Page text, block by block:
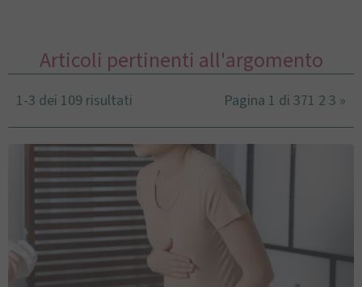
Articoli pertinenti all'argomento
1-3 dei 109 risultati Pagina 1 di 371 2 3 »